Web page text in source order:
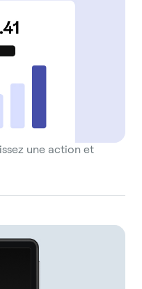
une action et